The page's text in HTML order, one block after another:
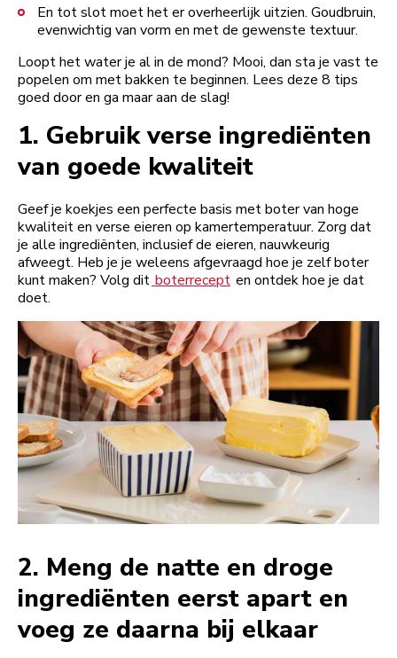
En tot slot moet het er overheerlijk uitzien. Goudbruin,
evenwichtig van vorm en met de gewenste textuur.
Loopt het water je al in de mond? Mooi, dan sta je vast te
popelen om met bakken te beginnen. Lees deze 8 tips
goed door en ga maar aan de slag!
1. Gebruik verse ingrediënten
van goede kwaliteit
Geef je koekjes een perfecte basis met boter van hoge
kwaliteit en verse eieren op kamertemperatuur. Zorg dat
je alle ingrediënten, inclusief de eieren, nauwkeurig
afweegt. Heb je je weleens afgevraagd hoe je zelf boter
kunt maken? Volg dit boterrecept en ontdek hoe je dat
doet.
2. Meng de natte en droge
ingrediënten eerst apart en
voeg ze daarna bij elkaar